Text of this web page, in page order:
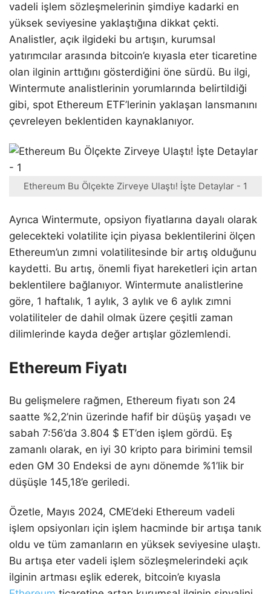
vadeli işlem sözleşmelerinin şimdiye kadarki en
yüksek seviyesine yaklaştığına dikkat çekti.
Analistler, açık ilgideki bu artışın, kurumsal
yatırımcılar arasında bitcoin’e kıyasla eter ticaretine
olan ilginin arttığını gösterdiğini öne sürdü. Bu ilgi,
Wintermute analistlerinin yorumlarında belirtildiği
gibi, spot Ethereum ETF’lerinin yaklaşan lansmanını
çevreleyen beklentiden kaynaklanıyor.
Ethereum Bu Ölçekte Zirveye Ulaştı! İşte Detaylar - 1
Ayrıca Wintermute, opsiyon fiyatlarına dayalı olarak
gelecekteki volatilite için piyasa beklentilerini ölçen
Ethereum’un zımni volatilitesinde bir artış olduğunu
kaydetti. Bu artış, önemli fiyat hareketleri için artan
beklentilere bağlanıyor. Wintermute analistlerine
göre, 1 haftalık, 1 aylık, 3 aylık ve 6 aylık zımni
volatiliteler de dahil olmak üzere çeşitli zaman
dilimlerinde kayda değer artışlar gözlemlendi.
Ethereum Fiyatı
Bu gelişmelere rağmen, Ethereum fiyatı son 24
saatte %2,2’nin üzerinde hafif bir düşüş yaşadı ve
sabah 7:56’da 3.804 $ ET’den işlem gördü. Eş
zamanlı olarak, en iyi 30 kripto para birimini temsil
eden GM 30 Endeksi de aynı dönemde %1’lik bir
düşüşle 145,18’e geriledi.
Özetle, Mayıs 2024, CME’deki Ethereum vadeli
işlem opsiyonları için işlem hacminde bir artışa tanık
oldu ve tüm zamanların en yüksek seviyesine ulaştı.
Bu artışa eter vadeli işlem sözleşmelerindeki açık
ilginin artması eşlik ederek, bitcoin’e kıyasla